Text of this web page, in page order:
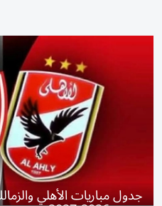
جدول مباريات الأهلي